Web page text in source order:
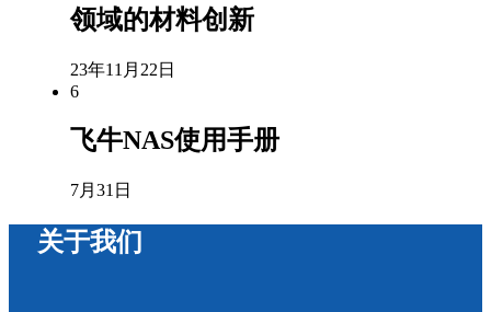
领域的材料创新
23年11月22日
6
飞牛NAS使用手册
7月31日
关于我们